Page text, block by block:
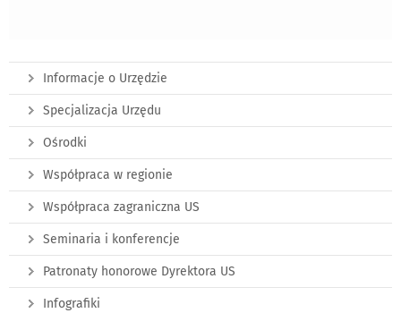
Informacje o Urzędzie
Specjalizacja Urzędu
Ośrodki
Współpraca w regionie
Współpraca zagraniczna US
Seminaria i konferencje
Patronaty honorowe Dyrektora US
Infografiki